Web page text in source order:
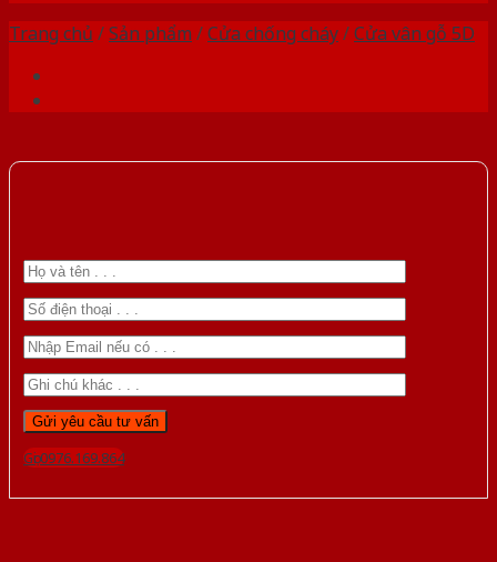
Trang chủ /Sản phẩm /Cửa chống cháy/Cửa vân gỗ 5D
Gọi 0976.169.864